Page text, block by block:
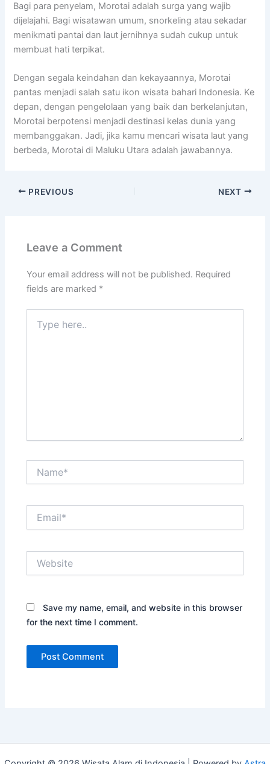
Bagi para penyelam, Morotai adalah surga yang wajib
dijelajahi. Bagi wisatawan umum, snorkeling atau sekadar
menikmati pantai dan laut jernihnya sudah cukup untuk
membuat hati terpikat.
Dengan segala keindahan dan kekayaannya, Morotai
pantas menjadi salah satu ikon wisata bahari Indonesia. Ke
depan, dengan pengelolaan yang baik dan berkelanjutan,
Morotai berpotensi menjadi destinasi kelas dunia yang
membanggakan. Jadi, jika kamu mencari wisata laut yang
berbeda, Morotai di Maluku Utara adalah jawabannya.
PREVIOUS NEXT
Leave a Comment
Your email address will not be published. Required
fields are marked *
here..
Save my name, email, and website in this browser
for the next time I comment.